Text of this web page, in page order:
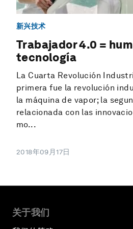
新兴技术
Trabajador 4.0 =
tecnología
La Cuarta Revolución
primera fue la revolución
la máquina de vapor; la
relacionada con las
mo...
2018年09月17日
关于我们